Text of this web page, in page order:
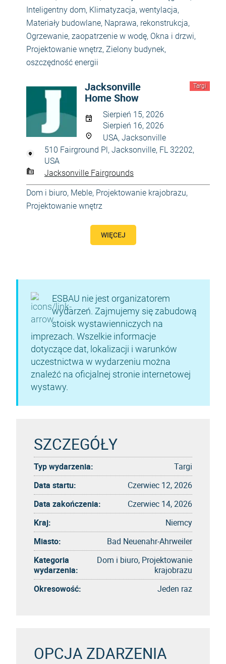
Inteligentny dom, Klimatyzacja, wentylacja,
Materiały budowlane, Naprawa, rekonstrukcja,
Ogrzewanie, zaopatrzenie w wodę, Okna i drzwi,
Projektowanie wnętrz, Zielony budynek,
oszczędność energii
Targi
Jacksonville
Home Show
Sierpień 15, 2026
Sierpień 16, 2026
USA, Jacksonville
510 Fairground Pl, Jacksonville, FL 32202,
USA
Jacksonville Fairgrounds
Dom i biuro, Meble, Projektowanie krajobrazu,
Projektowanie wnętrz
WIĘCEJ
ESBAU nie jest organizatorem
wydarzeń. Zajmujemy się zabudową
stoisk wystawienniczych na
imprezach. Wszelkie informacje
dotyczące dat, lokalizacji i warunków
uczestnictwa w wydarzeniu można
znaleźć na oficjalnej stronie internetowej
wystawy.
SZCZEGÓŁY
Typ wydarzenia:
Targi
Data startu:
Czerwiec 12, 2026
Data zakończenia:
Czerwiec 14, 2026
Kraj:
Niemcy
Miasto:
Bad Neuenahr-Ahrweiler
Kategoria
wydarzenia:
Dom i biuro, Projektowanie
krajobrazu
Okresowość:
Jeden raz
OPCJA ZDARZENIA